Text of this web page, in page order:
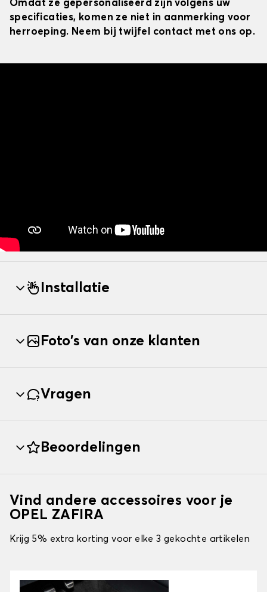
Omdat ze gepersonaliseerd zijn volgens uw
specificaties, komen ze niet in aanmerking voor
herroeping. Neem bij twijfel contact met ons op.
Installatie
Foto's van onze klanten
Vragen
Beoordelingen
Vind andere accessoires voor je
OPEL ZAFIRA
Krijg 5% extra korting voor elke 3 gekochte artikelen